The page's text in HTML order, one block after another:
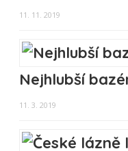
11. 11. 2019
Nejhlubší
11. 3. 2019